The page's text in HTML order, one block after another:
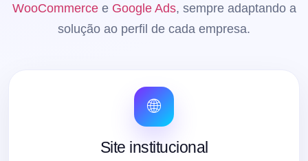
WooCommercee Google Ads, sempre adaptando a
solução ao perfil de cada empresa.
🌐
Site institucional